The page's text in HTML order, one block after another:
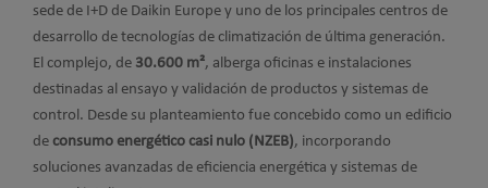
sede de I+D de Daikin Europe y uno de los principales centros de
desarrollo de tecnologías de climatización de última generación.
El complejo, de 30.600 m², alberga oficinas e instalaciones
destinadas al ensayo y validación de productos y sistemas de
control. Desde su planteamiento fue concebido como un edificio
de consumo energético casi nulo (NZEB), incorporando
soluciones avanzadas de eficiencia energética y sistemas de